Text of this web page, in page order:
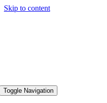
Skip to content
Toggle Navigation